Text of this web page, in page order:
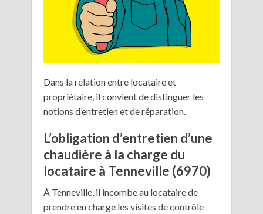
Dans la relation entre locataire et
propriétaire, il convient de distinguer les
notions d’entretien et de réparation.
L’obligation d’entretien d’une
chaudière à la charge du
locataire à Tenneville (6970)
À Tenneville, il incombe au locataire de
prendre en charge les visites de contrôle